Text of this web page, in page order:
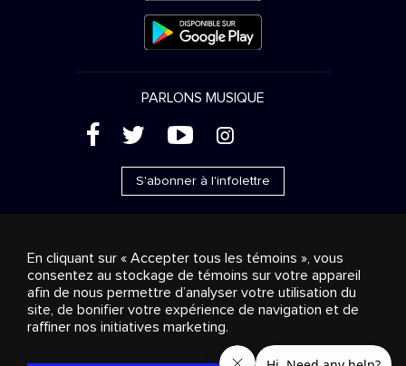
PARLONS MUSIQUE
( ' + &
S'abonner à l'infolettre
Ventes publicitaires
Diffusion & distribution
Consommateurs
Solutions d’affaires Radio
propos
Cookies settings
© 2018-2025 Groupe Stingray Inc. Tous droits réservés.
, VOS AMBIANCES MUSICALES et les autres
En cliquant sur « Accepter tous les témoins », vous
consentez au stockage de témoins sur votre appareil
afin de nous permettre d’analyser votre utilisation du
site, de bonifier votre expérience de navigation et de
raffiner nos initiatives marketing.